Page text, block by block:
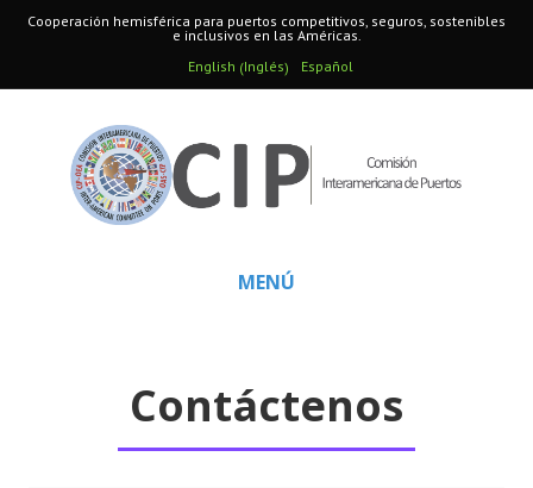
Cooperación hemisférica para puertos competitivos, seguros, sostenibles
e inclusivos en las Américas.
English (Inglés) Español
MENÚ
Contáctenos